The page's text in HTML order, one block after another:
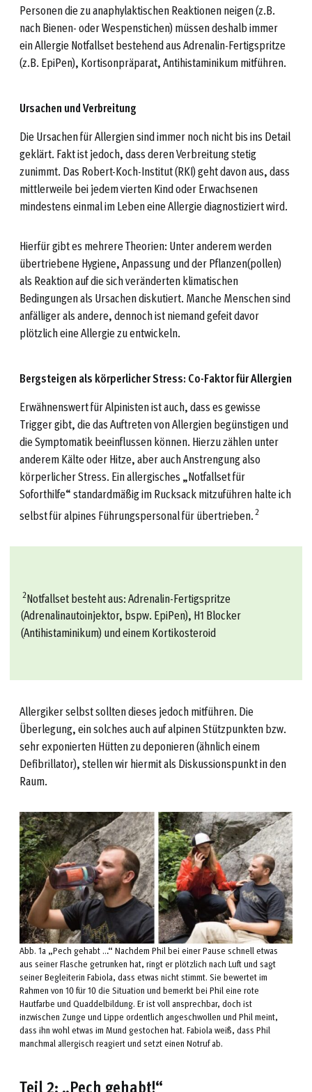
Personen die zu anaphylaktischen Reaktionen neigen (z.B.
nach Bienen- oder Wespenstichen) müssen deshalb immer
ein Allergie Notfallset bestehend aus Adrenalin-Fertigspritze
(z.B. EpiPen), Kortisonpräparat, Antihistaminikum mitführen.
Ursachen und Verbreitung
Die Ursachen für Allergien sind immer noch nicht bis ins Detail
geklärt. Fakt ist jedoch, dass deren Verbreitung stetig
zunimmt. Das Robert-Koch-Institut (RKI) geht davon aus, dass
mittlerweile bei jedem vierten Kind oder Erwachsenen
mindestens einmal im Leben eine Allergie diagnostiziert wird.
Hierfür gibt es mehrere Theorien: Unter anderem werden
übertriebene Hygiene, Anpassung und der Pflanzen(pollen)
als Reaktion auf die sich veränderten klimatischen
Bedingungen als Ursachen diskutiert. Manche Menschen sind
anfälliger als andere, dennoch ist niemand gefeit davor
plötzlich eine Allergie zu entwickeln.
Bergsteigen als körperlicher Stress: Co-Faktor für Allergien
Erwähnenswert für Alpinisten ist auch, dass es gewisse
Trigger gibt, die das Auftreten von Allergien begünstigen und
die Symptomatik beeinflussen können. Hierzu zählen unter
anderem Kälte oder Hitze, aber auch Anstrengung also
körperlicher Stress. Ein allergisches „Notfallset für
Soforthilfe“ standardmäßig im Rucksack mitzuführen halte ich
selbst für alpines Führungspersonal für übertrieben.2
2Notfallset besteht aus: Adrenalin-Fertigspritze
(Adrenalinautoinjektor, bspw. EpiPen), H1 Blocker
(Antihistaminikum) und einem Kortikosteroid
Allergiker selbst sollten dieses jedoch mitführen. Die
Überlegung, ein solches auch auf alpinen Stützpunkten bzw.
sehr exponierten Hütten zu deponieren (ähnlich einem
Defibrillator), stellen wir hiermit als Diskussionspunkt in den
Raum.
Abb. 1a „Pech gehabt …“ Nachdem Phil bei einer Pause schnell etwas
aus seiner Flasche getrunken hat, ringt er plötzlich nach Luft und sagt
seiner Begleiterin Fabiola, dass etwas nicht stimmt. Sie bewertet im
Rahmen von 10 für 10 die Situation und bemerkt bei Phil eine rote
Hautfarbe und Quaddelbildung. Er ist voll ansprechbar, doch ist
inzwischen Zunge und Lippe ordentlich angeschwollen und Phil meint,
dass ihn wohl etwas im Mund gestochen hat. Fabiola weiß, dass Phil
manchmal allergisch reagiert und setzt einen Notruf ab.
Teil 2: „Pech gehabt!“